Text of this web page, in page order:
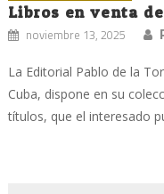
Libros en venta
noviembre 13, 2025
La Editorial Pablo de la
Cuba, dispone en su
títulos, que el interesado